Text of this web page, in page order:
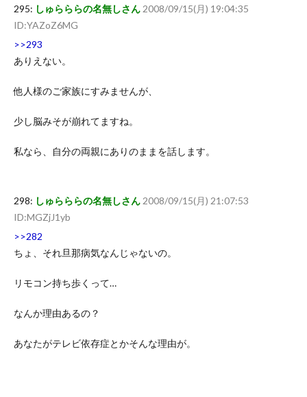
295: しゅらららの名無しさん 2008/09/15(月) 19:04:35
ID:YAZoZ6MG
>>293
ありえない。
他人様のご家族にすみませんが、
少し脳みそが崩れてますね。
私なら、自分の両親にありのままを話します。
298: しゅらららの名無しさん 2008/09/15(月) 21:07:53
ID:MGZjJ1yb
>>282
ちょ、それ旦那病気なんじゃないの。
リモコン持ち歩くって…
なんか理由あるの？
あなたがテレビ依存症とかそんな理由が。